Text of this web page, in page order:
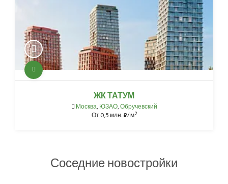
ЖК ТАТУМ
Москва, ЮЗАО, Обручевский
От0,5 млн. ⃏/ м2
Соседние новостройки